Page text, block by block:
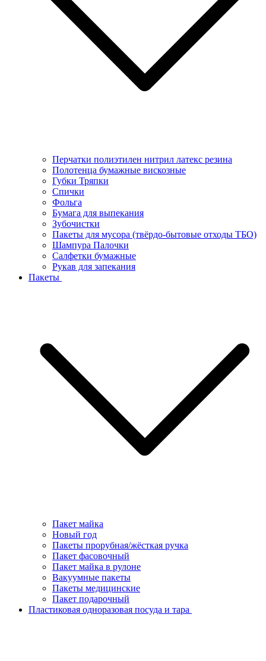
Перчатки полиэтилен нитрил латекс резина
Полотенца бумажные вискозные
Губки Тряпки
Спички
Фольга
Бумага для выпекания
Зубочистки
Пакеты для мусора (твёрдо-бытовые отходы ТБО)
Шампура Палочки
Салфетки бумажные
Рукав для запекания
Пакеты
Пакет майка
Новый год
Пакеты прорубная/жёсткая ручка
Пакет фасовочный
Пакет майка в рулоне
Вакуумные пакеты
Пакеты медицинские
Пакет подарочный
Пластиковая одноразовая посуда и тара